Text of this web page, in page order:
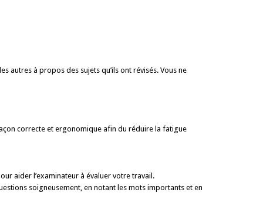
autres à propos des sujets qu’ils ont révisés. Vous ne
correcte et ergo­nomique afin du réduire la fatigue
aider l’exami­nateur à évaluer votre travail.
soigneuse­ment, en notant les mots importants et en